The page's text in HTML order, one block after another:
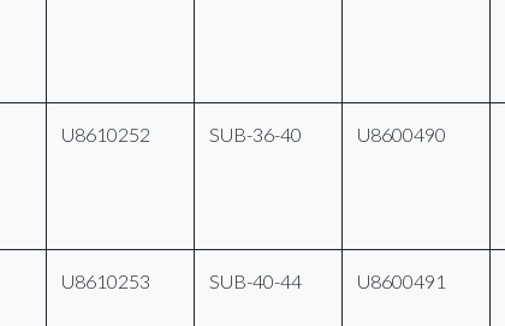
U8610252 SUB-36-40 U8600490
U8610253 SUB-40-44 U8600491